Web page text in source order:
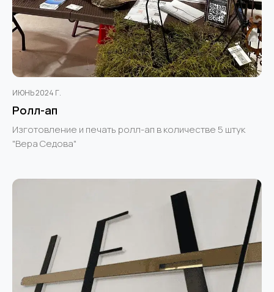
ИЮНЬ 2024 Г.
Ролл-ап
Изготовление и печать ролл-ап в количестве 5 штук
"Вера Седова"